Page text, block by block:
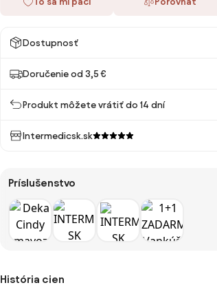
Dostupnosť
Doručenie od 3,5 €
Produkt môžete vrátiť do 14 dní
Intermedicsk.sk
Príslušenstvo
História cien